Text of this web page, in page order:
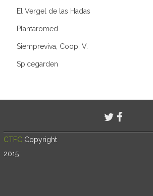
El Vergel de las Hadas
Plantaromed
Siempreviva, Coop. V.
Spicegarden
CTFC Copyright
2015